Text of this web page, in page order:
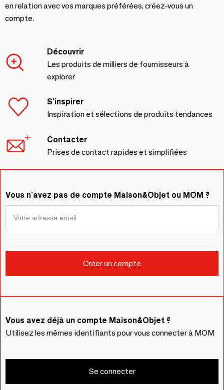
en relation avec vos marques préférées, créez-vous un
compte.
Découvrir
Les produits de milliers de fournisseurs à
explorer
S'inspirer
Inspiration et sélections de produits tendances
Contacter
Prises de contact rapides et simplifiées
Vous n'avez pas de compte Maison&Objet ou MOM ?
Vous avez déjà un compte Maison&Objet ?
Utilisez les mêmes identifiants pour vous connecter à MOM
Se connecter